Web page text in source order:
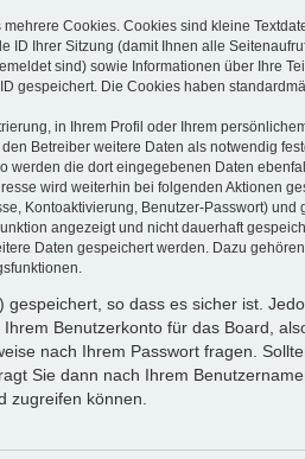
Cookies. Cookies sind kleine
ID Ihrer Sitzung (damit Ihnen alle
sind) sowie Informationen über Ihre
gespeichert. Die Cookies haben
in Ihrem Profil oder Ihrem
Betreiber weitere Daten als notwendig
die dort eingegebenen Daten
wird weiterhin bei folgenden Aktionen
Kontoaktivierung, Benutzer-Passwort)
angezeigt und nicht dauerhaft
Daten gespeichert werden. Dazu
so dass es sicher ist.
Benutzerkonto für das Board,
nach Ihrem Passwort fragen.
Sie dann nach Ihrem
zugreifen können.